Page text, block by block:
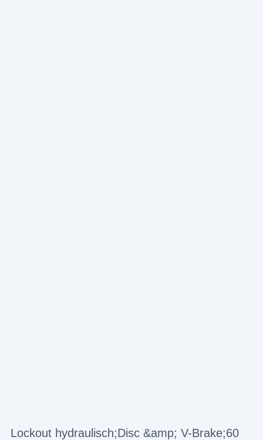
Lockout hydraulisch;Disc &amp; V-Brake;60